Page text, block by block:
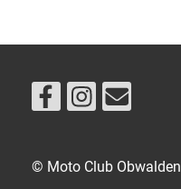
© Moto Club Obwalden